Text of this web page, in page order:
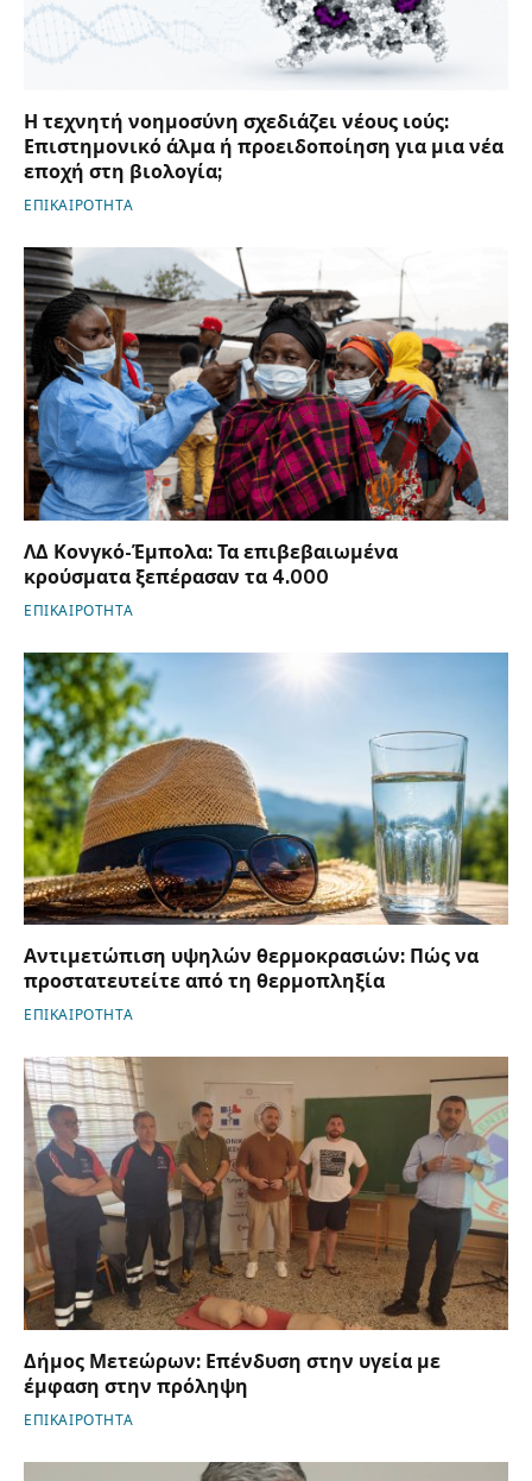
Η τεχνητή νοημοσύνη σχεδιάζει νέους ιούς:
Επιστημονικό άλμα ή προειδοποίηση για μια νέα
εποχή στη βιολογία;
ΕΠΙΚΑΙΡΟΤΗΤΑ
ΛΔ Κονγκό-Έμπολα: Τα επιβεβαιωμένα
κρούσματα ξεπέρασαν τα 4.000
ΕΠΙΚΑΙΡΟΤΗΤΑ
Αντιμετώπιση υψηλών θερμοκρασιών: Πώς να
προστατευτείτε από τη θερμοπληξία
ΕΠΙΚΑΙΡΟΤΗΤΑ
Δήμος Μετεώρων: Επένδυση στην υγεία με
έμφαση στην πρόληψη
ΕΠΙΚΑΙΡΟΤΗΤΑ